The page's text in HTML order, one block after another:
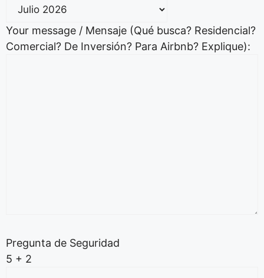
Your message / Mensaje (Qué busca? Residencial?
Comercial? De Inversión? Para Airbnb? Explique):
Pregunta de Seguridad
5 + 2